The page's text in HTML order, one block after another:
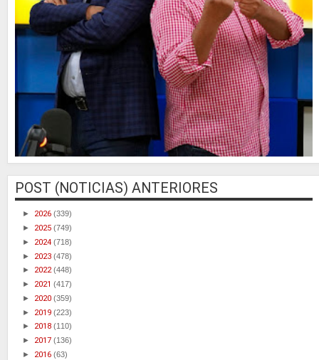
POST (NOTICIAS) ANTERIORES
► 2026 (339)
► 2025 (749)
► 2024 (718)
► 2023 (478)
► 2022(448)
► 2021 (417)
► 2020 (359)
► 2019 (223)
► 2018 (110)
► 2017 (136)
► 2016 (63)